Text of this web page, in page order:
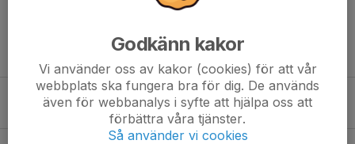
Tidigare nyheter
Silver i Lions Cup för Älta IF Basket F2011/2012
27 maj, 10:15 1
Godkänn kakor
Vi använder oss av kakor (cookies) för att vår
webbplats ska fungera bra för dig. De används
även för webbanalys i syfte att hjälpa oss att
förbättra våra tjänster.
Så använder vi cookies